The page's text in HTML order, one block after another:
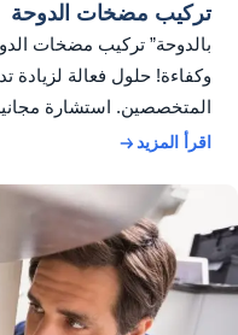
تركيب مضخات الدوحة
بالدوحة” تركيب مضخات
وكفاءة! حلول فعالة لزيادة
المتخصصين. استشارة
اقرأ المزيد